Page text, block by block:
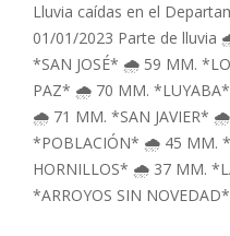
Lluvia caídas en el
01/01/2023 Parte de
*SAN JOSÉ* 🌧️ 59 MM.
PAZ* 🌧️ 70 MM.
🌧️ 71 MM. *SAN JAVIER*
*POBLACIÓN* 🌧️ 45 MM.
HORNILLOS* 🌧️ 37 MM.
*ARROYOS SIN